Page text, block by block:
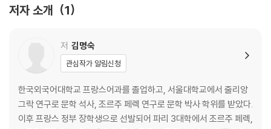
# 그들은 파리를 다시 보게 될 것이다.
《사물들》
저자 소개 1
저 김명숙
관심작가 알림신청
한국외국어대학교 프랑스어과를 졸업하고, 서울대학교에서 줄리앙
그락 연구로 문학 석사, 조르주 페렉 연구로 문학 박사 학위를 받았다.
이후 프랑스 정부 장학생으로 선발되어 파리 3대학에서 조르주 페렉,